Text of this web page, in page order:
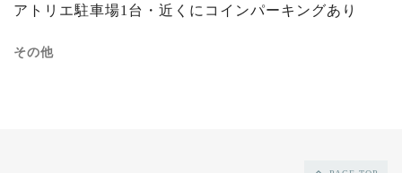
アトリエ駐車場1台・近くにコインパーキングあり
その他